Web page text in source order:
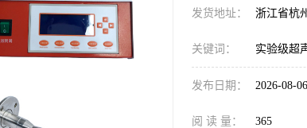
发货地址： 浙江省杭
关键词： 实验级超
发布日期： 2026-08-06
阅 读 量： 365